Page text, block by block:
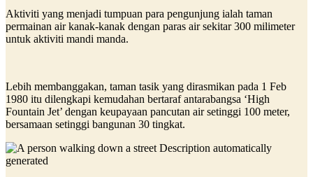
Aktiviti yang menjadi tumpuan para pengunjung ialah taman
permainan air kanak-kanak dengan paras air sekitar 300 milimeter
untuk aktiviti mandi manda.
Lebih membanggakan, taman tasik yang dirasmikan pada 1 Feb
1980 itu dilengkapi kemudahan bertaraf antarabangsa ‘High
Fountain Jet’ dengan keupayaan pancutan air setinggi 100 meter,
bersamaan setinggi bangunan 30 tingkat.